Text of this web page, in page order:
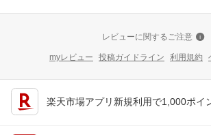
レビューに関するご注意
myレビュー 投稿ガイドライン 利用規約
楽天市場アプリ新規利用で1,000ポイ